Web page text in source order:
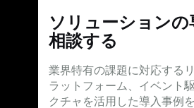
ソリューションの
相談する
業界特有の課題に対応する
ラットフォーム、イベント
クチャを活用した導入事例